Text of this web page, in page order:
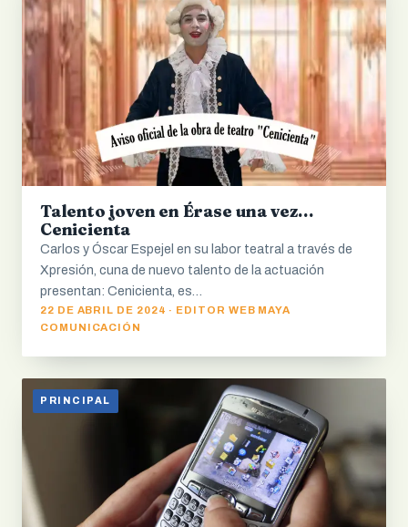
Talento joven en Érase una vez…
Cenicienta
Carlos y Óscar Espejel en su labor teatral a través de
Xpresión, cuna de nuevo talento de la actuación
presentan: Cenicienta, es…
22 DE ABRIL DE 2024 · EDITOR WEB MAYA
COMUNICACIÓN
PRINCIPAL